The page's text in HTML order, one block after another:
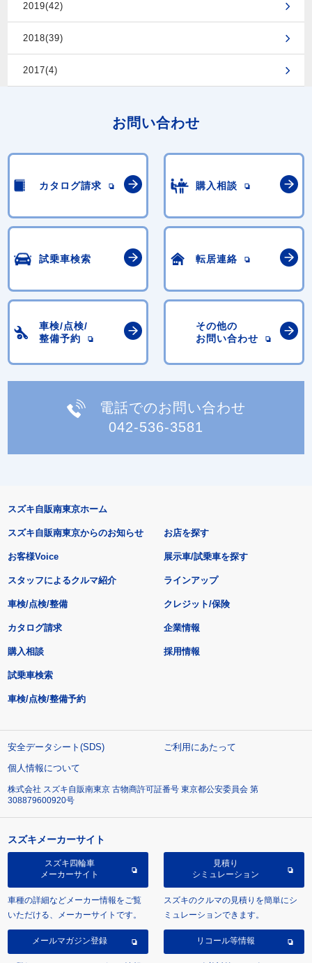
2019(42)
2018(39)
2017(4)
お問い合わせ
カタログ請求 購入相談
試乗車検索 転居連絡
車検/点検/
整備予約
その他の
お問い合わせ
電話でのお問い合わせ
042-536-3581
スズキ自販南東京ホーム
スズキ自販南東京からのお知らせ
お客様Voice
スタッフによるクルマ紹介
お店を探す
展示車/試乗車を探す
ラインアップ
車検/点検/整備 クレジット/保険
カタログ請求
購入相談
試乗車検索
車検/点検/整備予約
企業情報
採用情報
安全データシート(SDS)
ご利用にあたって
個人情報について
株式会社 スズキ自販南東京 古物商許可証番号 東京都公安委員会 第
308879600920号
スズキメーカーサイト
スズキ四輪車
メーカーサイト
車種の詳細などメーカー情報をご覧
いただける、メーカーサイトです。
見積り
シミュレーション
スズキのクルマの見積りを簡単にシ
ミュレーションできます。
メールマガジン登録 リコール等情報